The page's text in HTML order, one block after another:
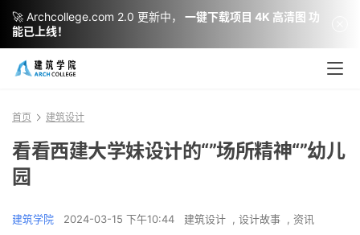
首页 建筑设计
看看西建大学妹设计的“”场所精神“”幼儿
园
建筑学院 2024-03-15 下午10:44 建筑设计 , 设计故事 , 资讯
🚀 Archcollege.com 2.0 更新中，
一键下载项目 4K 高清图 功
能已上线！